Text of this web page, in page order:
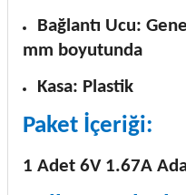
Bağlantı Ucu:
mm boyutunda
Kasa: Plastik
Paket İçeriği:
1 Adet 6V 1.67A